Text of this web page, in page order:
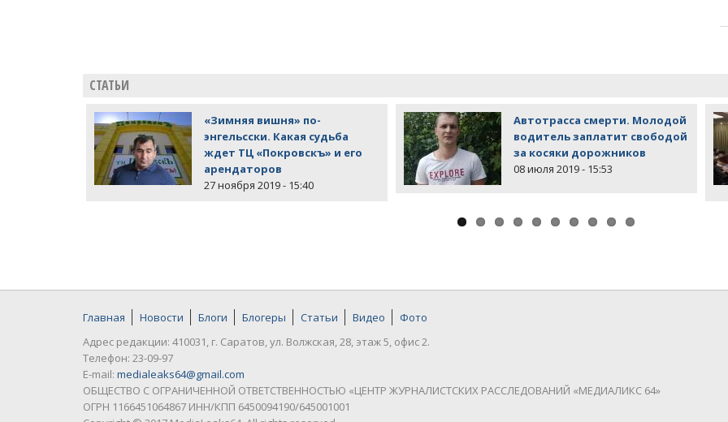
СТАТЬИ
«Зимняя вишня» по-
энгельсски. Какая судьба
ждет ТЦ «Покровскъ» и его
арендаторов
27 ноября 2019 - 15:40
Автотрасса смерти. Молодой
водитель заплатит свободой
за косяки дорожников
08 июля 2019 - 15:53
Главная Новости Блоги Блогеры Статьи Видео
Фото
Адрес редакции: 410031, г. Саратов, ул. Волжская, 28, этаж 5, офис 2.
Телефон: 23-09-97
E-mail: medialeaks64@gmail.com
ОБЩЕСТВО С ОГРАНИЧЕННОЙ ОТВЕТСТВЕННОСТЬЮ «ЦЕНТР ЖУРНАЛИСТСКИХ РАССЛЕДОВАНИЙ «МЕДИАЛИКС 64»
ОГРН 1166451064867 ИНН/КПП 6450094190/645001001